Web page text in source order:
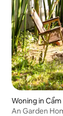
Woning in Cẩm
An Garden